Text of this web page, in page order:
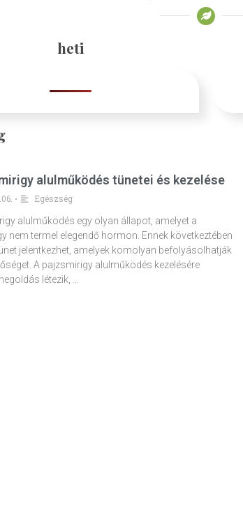
heti
alulműködés tünetei és kezelése
•
Egészség
alulműködés egy olyan állapot, amelyet a
nem termel elegendő hormon. Ennek következtében
jelentkezhet, amelyek komolyan befolyásolhatják
A pajzsmirigy alulműködés kezelésére
létezik, …